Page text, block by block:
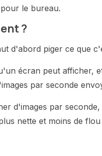
le bureau.
?
d'abord piger ce que
écran peut afficher,
par seconde
d'images par
nette et moins de